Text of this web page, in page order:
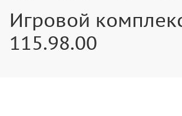
Игровой
115.98.00